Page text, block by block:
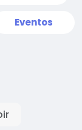
Eventos